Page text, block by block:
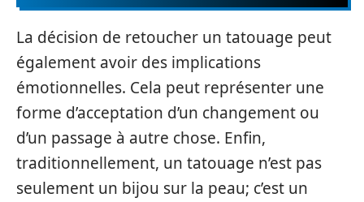
La décision de retoucher un tatouage peut
également avoir des implications
émotionnelles. Cela peut représenter une
forme d’acceptation d’un changement ou
d’un passage à autre chose. Enfin,
traditionnellement, un tatouage n’est pas
seulement un bijou sur la peau; c’est un